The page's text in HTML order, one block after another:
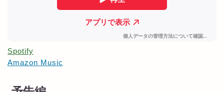
Spotify
Amazon Music